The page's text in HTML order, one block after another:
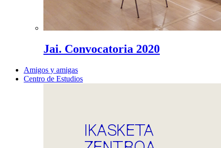
Jai. Convocatoria 2020
Amigos y amigas
Centro de Estudios